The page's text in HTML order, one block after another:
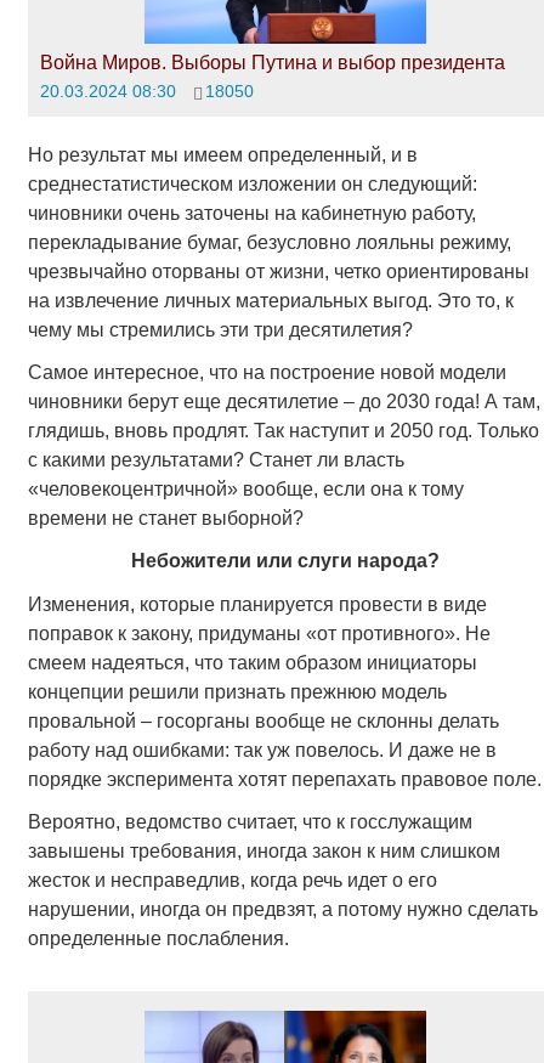
Война Миров. Выборы Путина и выбор президента
20.03.2024 08:30 18050
Но результат мы имеем определенный, и в
среднестатистическом изложении он следующий:
чиновники очень заточены на кабинетную работу,
перекладывание бумаг, безусловно лояльны режиму,
чрезвычайно оторваны от жизни, четко ориентированы
на извлечение личных материальных выгод. Это то, к
чему мы стремились эти три десятилетия?
Самое интересное, что на построение новой модели
чиновники берут еще десятилетие – до 2030 года! А там,
глядишь, вновь продлят. Так наступит и 2050 год. Только
с какими результатами? Станет ли власть
«человекоцентричной» вообще, если она к тому
времени не станет выборной?
Небожители или слуги народа?
Изменения, которые планируется провести в виде
поправок к закону, придуманы «от противного». Не
смеем надеяться, что таким образом инициаторы
концепции решили признать прежнюю модель
провальной – госорганы вообще не склонны делать
работу над ошибками: так уж повелось. И даже не в
порядке эксперимента хотят перепахать правовое поле.
Вероятно, ведомство считает, что к госслужащим
завышены требования, иногда закон к ним слишком
жесток и несправедлив, когда речь идет о его
нарушении, иногда он предвзят, а потому нужно сделать
определенные послабления.